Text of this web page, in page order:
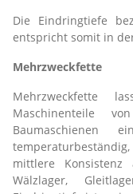
Die Eindringtiefe
entspricht somit in
Mehrzweckfette
Mehrzweckfette
Maschinenteile
Baumaschienen
mittlere Konsistenz
Wälzlager,